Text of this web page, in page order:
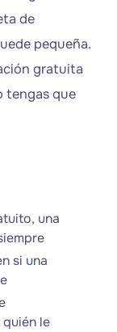
de
pequeña.
gratuita
tengas que
una
si una
le